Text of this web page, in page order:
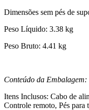
Dimensões sem pés de
Peso Líquido: 3.38 kg
Peso Bruto: 4.41 kg
Conteúdo da Embalagem:
Itens Inclusos: Cabo de
Controle remoto, Pés